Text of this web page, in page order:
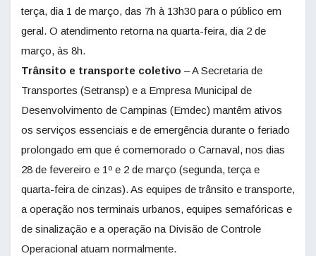
terça, dia 1 de março, das 7h à 13h30 para o público em
geral. O atendimento retorna na quarta-feira, dia 2 de
março, às 8h.
Trânsito e transporte coletivo – A Secretaria de
Transportes (Setransp) e a Empresa Municipal de
Desenvolvimento de Campinas (Emdec) mantêm ativos
os serviços essenciais e de emergência durante o feriado
prolongado em que é comemorado o Carnaval, nos dias
28 de fevereiro e 1º e 2 de março (segunda, terça e
quarta-feira de cinzas). As equipes de trânsito e transporte,
a operação nos terminais urbanos, equipes semafóricas e
de sinalização e a operação na Divisão de Controle
Operacional atuam normalmente.